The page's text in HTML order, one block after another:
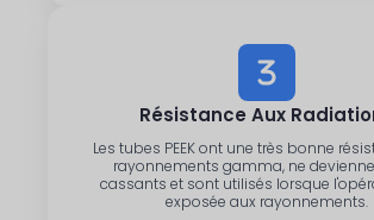
Résistance Aux
Les tubes PEEK ont une très bonne
rayonnements gamma, ne
cassants et sont utilisés lorsque
exposée aux rayonnements.